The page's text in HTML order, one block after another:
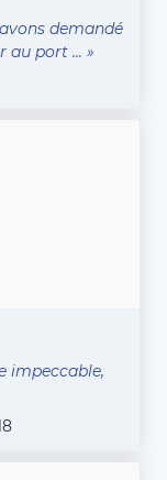
demandé
au port ... »
impeccable,